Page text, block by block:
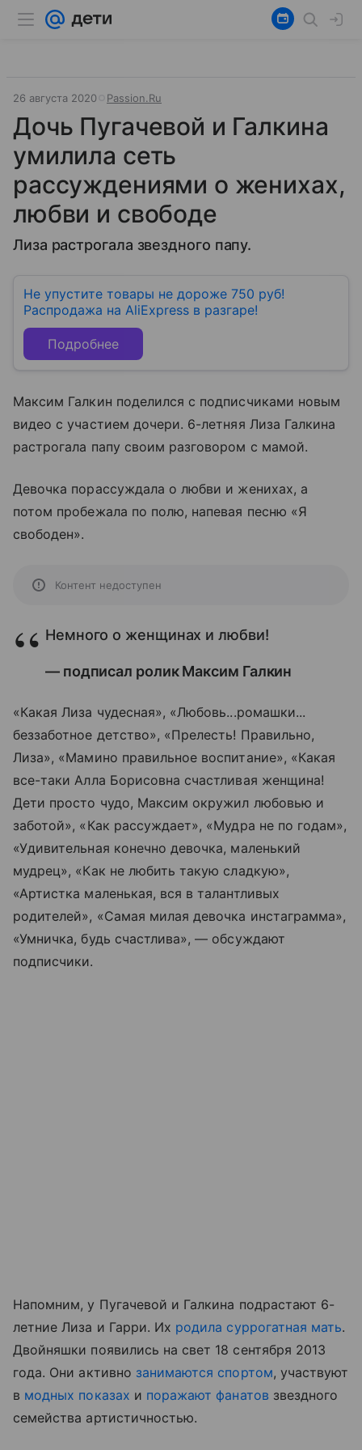
26 августа 2020 Passion.Ru
Дочь Пугачевой и Галкина
умилила сеть
рассуждениями о женихах,
любви и свободе
Лиза растрогала звездного папу.
Не упустите товары не дороже 750 руб!
Распродажа на AliExpress в разгаре!
Подробнее
Максим Галкин поделился с подписчиками новым
видео с участием дочери. 6-летняя Лиза Галкина
растрогала папу своим разговором с мамой.
Девочка порассуждала о любви и женихах, а
потом пробежала по полю, напевая песню «Я
свободен».
Контент недоступен
Немного о женщинах и любви!
— подписал ролик Максим Галкин
«Какая Лиза чудесная», «Любовь...ромашки...
беззаботное детство», «Прелесть! Правильно,
Лиза», «Мамино правильное воспитание», «Какая
все-таки Алла Борисовна счастливая женщина!
Дети просто чудо, Максим окружил любовью и
заботой», «Как рассуждает», «Мудра не по годам»,
«Удивительная конечно девочка, маленький
мудрец», «Как не любить такую сладкую»,
«Артистка маленькая, вся в талантливых
родителей», «Самая милая девочка инстаграмма»,
«Умничка, будь счастлива», — обсуждают
подписчики.
Напомним, у Пугачевой и Галкина подрастают 6-
летние Лиза и Гарри. Их родила суррогатная мать.
Двойняшки появились на свет 18 сентября 2013
года. Они активно занимаются спортом, участвуют
в модных показах и поражают фанатов звездного
семейства артистичностью.